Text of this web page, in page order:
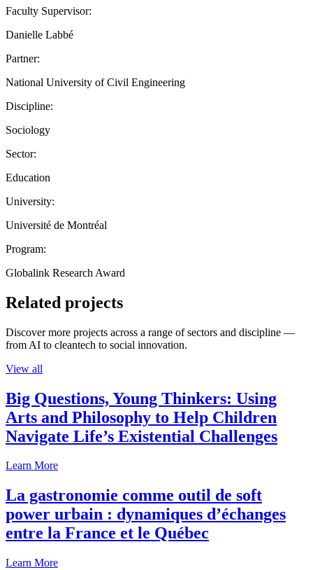
Faculty Supervisor:
Danielle Labbé
Partner:
National University of Civil Engineering
Discipline:
Sociology
Sector:
Education
University:
Université de Montréal
Program:
Globalink Research Award
Related projects
Discover more projects across a range of sectors and discipline —
from AI to cleantech to social innovation.
View all
Big Questions, Young Thinkers: Using
Arts and Philosophy to Help Children
Navigate Life’s Existential Challenges
Learn More
La gastronomie comme outil de soft
power urbain : dynamiques d’échanges
entre la France et le Québec
Learn More